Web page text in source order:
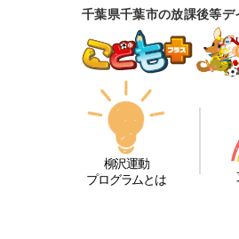
千葉県千葉市の放課後等
柳沢運動
プログラムとは